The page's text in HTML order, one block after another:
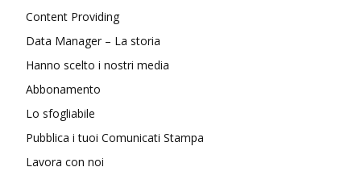
Content Providing
Data Manager – La storia
Hanno scelto i nostri media
Abbonamento
Lo sfogliabile
Pubblica i tuoi Comunicati Stampa
Lavora con noi